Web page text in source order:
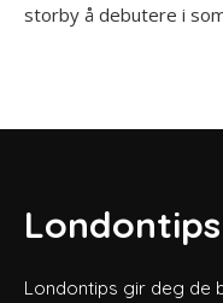
storby å debutere i
Londontips
Londontips gir deg de